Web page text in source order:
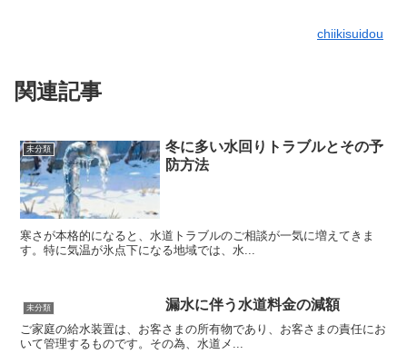
chiikisuidou
関連記事
未分類
冬に多い水回りトラブルとその予
防方法
寒さが本格的になると、水道トラブルのご相談が一気に増えてきま
す。特に気温が氷点下になる地域では、水...
未分類 漏水に伴う水道料金の減額
ご家庭の給水装置は、お客さまの所有物であり、お客さまの責任にお
いて管理するものです。その為、水道メ...